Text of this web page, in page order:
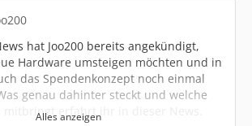
hat Joo200 bereits angekündigt,
Hardware umsteigen möchten und in
das Spendenkonzept noch einmal
genau dahinter steckt und welche
mitbringt erfahrt ihr in dieser News.
Alles anzeigen